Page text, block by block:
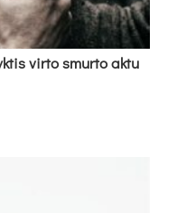
vir­to smur­to ak­tu